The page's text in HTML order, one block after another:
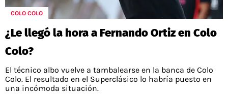
COLO COLO
¿Le llegó la hora a Fernando Ortiz en Colo
Colo?
El técnico albo vuelve a tambalearse en la banca de Colo
Colo. El resultado en el Superclásico lo habría puesto en
una incómoda situación.